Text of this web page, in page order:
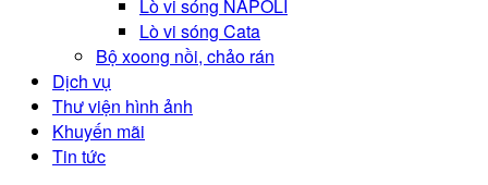
Lò vi sóng NAPOLI
Lò vi sóng Cata
Bộ xoong nồi, chảo rán
Dịch vụ
Thư viện hình ảnh
Khuyến mãi
Tin tức